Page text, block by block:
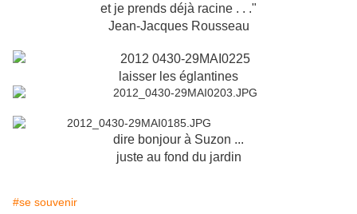
et je prends déjà racine . . ."
Jean-Jacques Rousseau
laisser les églantines
dire bonjour à Suzon ...
juste au fond du jardin
#se souvenir